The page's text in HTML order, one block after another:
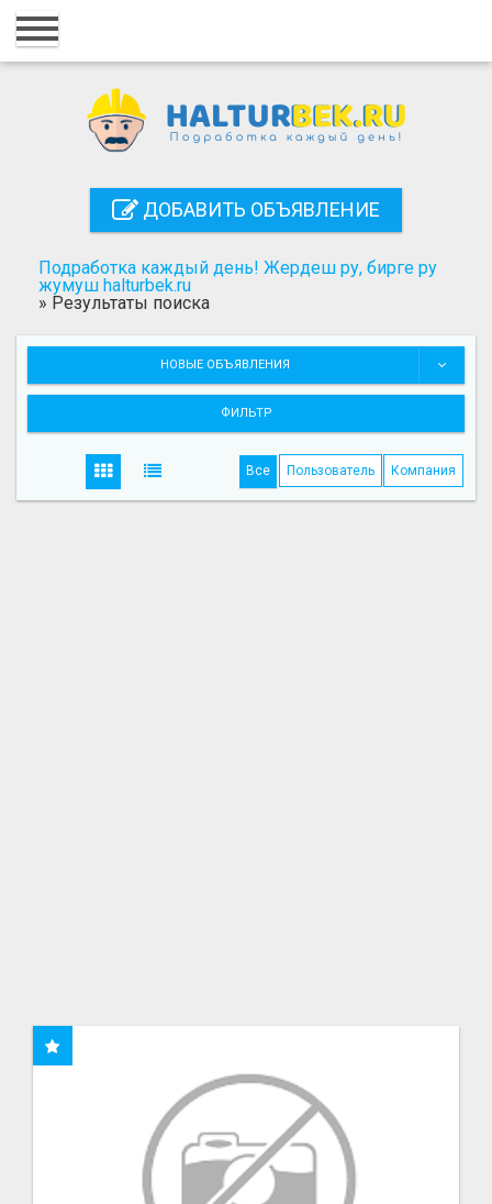
Главная
Регистрация
Поиск
ДОБАВИТЬ ОБЪЯВЛЕНИЕ
Подработка каждый день! Жердеш ру, бирге ру
жумуш halturbek.ru
» Результаты поиска
НОВЫЕ ОБЪЯВЛЕНИЯ
ФИЛЬТР
Все Пользователь Компания